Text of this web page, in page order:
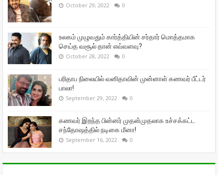
October 29, 2022 0
உலகம் முழுவதும் கார்த்தியின் சர்தார் மொத்தமாக
செய்த வசூல் தான் எவ்வளவு?
October 28, 2022 0
பரிதாப நிலையில் வனிதாவின் முன்னாள் கணவர் பீட்டர்
பாலா!
September 29, 2022 0
கணவர் இறந்த பின்னர் முதன்முதலாக உச்சக்கட்ட
சந்தோஷத்தில் நடிகை மீனா!
September 16, 2022 0